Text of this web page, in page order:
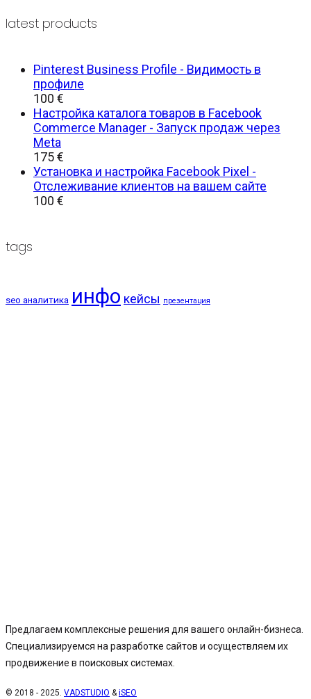
latest products
Pinterest Business Profile - Видимость в
профиле
100 €
Настройка каталога товаров в Facebook
Commerce Manager - Запуск продаж через
Meta
175€
Установка и настройка Facebook Pixel -
Отслеживание клиентов на вашем сайте
100 €
tags
seo аналитика инфо кейсы презентация
Предлагаем комплексные решения для вашего онлайн-бизнеса.
Специализируемся на разработке сайтов и осуществляем их
продвижение в поисковых системах.
© 2018 - 2025. VADSTUDIO &iSEO